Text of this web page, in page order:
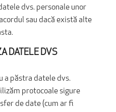
dvs. personale unor
sau dacă există alte
DATELE DVS
a păstra datele dvs.
protocoale sigure
de date (cum ar fi